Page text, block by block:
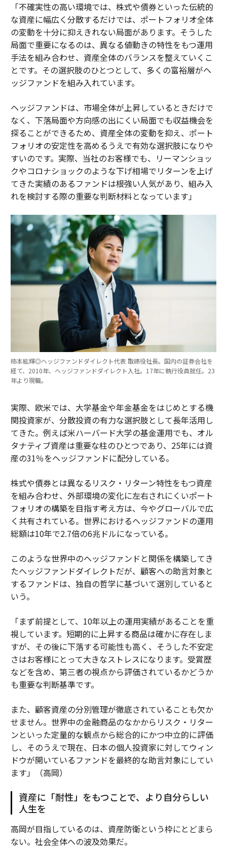
「不確実性の高い環境では、株式や債券といった伝統的
な資産に幅広く分散するだけでは、ポートフォリオ全体
の変動を十分に抑えきれない局面があります。そうした
局面で重要になるのは、異なる値動きの特性をもつ運用
手法を組み合わせ、資産全体のバランスを整えていくこ
とです。その選択肢のひとつとして、多くの富裕層がヘ
ッジファンドを組み入れています。
ヘッジファンドは、市場全体が上昇しているときだけで
なく、下落局面や方向感の出にくい局面でも収益機会を
探ることができるため、資産全体の変動を抑え、ポート
フォリオの安定性を高めるうえで有効な選択肢になりや
すいのです。実際、当社のお客様でも、リーマンショッ
クやコロナショックのような下げ相場でリターンを上げ
てきた実績のあるファンドは根強い人気があり、組み入
れを検討する際の重要な判断材料となっています」
柿本紘輝◎ヘッジファンドダイレクト代表 取締役社長。国内の証券会社を
経て、2010年、ヘッジファンドダイレクト入社。17年に執行役員就任。23
年より現職。
実際、欧米では、大学基金や年金基金をはじめとする機
関投資家が、分散投資の有力な選択肢として長年活用し
てきた。例えば米ハーバード大学の基金運用でも、オル
タナティブ資産は重要な柱のひとつであり、25年には資
産の31％をヘッジファンドに配分している。
株式や債券とは異なるリスク・リターン特性をもつ資産
を組み合わせ、外部環境の変化に左右されにくいポート
フォリオの構築を目指す考え方は、今やグローバルで広
く共有されている。世界におけるヘッジファンドの運用
総額は10年で2.7倍の6兆ドルになっている。
このような世界中のヘッジファンドと関係を構築してき
たヘッジファンドダイレクトだが、顧客への助言対象と
するファンドは、独自の哲学に基づいて選別していると
いう。
「まず前提として、10年以上の運用実績があることを重
視しています。短期的に上昇する商品は確かに存在しま
すが、その後に下落する可能性も高く、そうした不安定
さはお客様にとって大きなストレスになります。受賞歴
などを含め、第三者の視点から評価されているかどうか
も重要な判断基準です。
また、顧客資産の分別管理が徹底されていることも欠か
せません。世界中の金融商品のなかからリスク・リター
ンといった定量的な観点から総合的にかつ中立的に評価
し、そのうえで現在、日本の個人投資家に対してウィン
ドウが開いているファンドを最終的な助言対象にしてい
ます」（高岡）
資産に「耐性」をもつことで、より自分らしい
人生を
高岡が目指しているのは、資産防衛という枠にとどまら
ない。社会全体への波及効果だ。